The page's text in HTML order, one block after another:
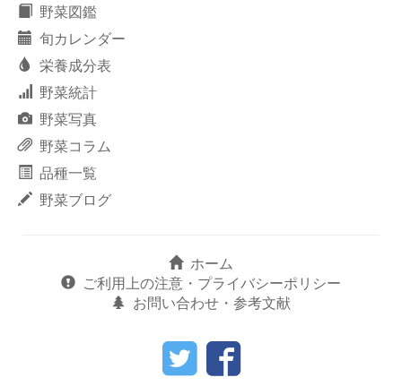
野菜図鑑
旬カレンダー
栄養成分表
野菜統計
野菜写真
野菜コラム
品種一覧
野菜ブログ
ホーム
ご利用上の注意・プライバシーポリシー
お問い合わせ・参考文献